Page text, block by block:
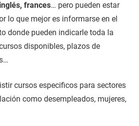
frances… pero pueden estar
lo que mejor es informarse en el
donde pueden indicarle toda la
disponibles, plazos de
cursos especificos para sectores
como desempleados, mujeres,